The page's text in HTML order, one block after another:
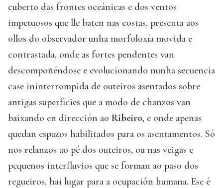
cuberto das frontes oceánicas e dos ventos
impetuosos que lle baten nas costas, presenta aos
ollos do observador unha morfoloxía movida e
contrastada, onde as fortes pendentes van
descompoñéndose e evolucionando nunha secuencia
case ininterrompida de outeiros asentados sobre
antigas superficies que a modo de chanzos van
baixando en dirección ao Ribeiro, e onde apenas
quedan espazos habilitados para os asentamentos. Só
nos relanzos ao pé dos outeiros, ou nas veigas e
pequenos interfluvios que se forman ao paso dos
regueiros, hai lugar para a ocupación humana. Ese é